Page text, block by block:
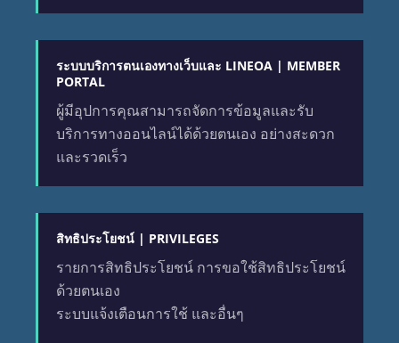
ระบบบริการตนเองทางเว็บและ LINEOA | MEMBER
PORTAL
ผู้มีอุปการคุณสามารถจัดการข้อมูลและรับ
บริการทางออนไลน์ได้ด้วยตนเอง อย่างสะดวก
และรวดเร็ว
สิทธิประโยชน์ | PRIVILEGES
รายการสิทธิประโยชน์ การขอใช้สิทธิประโยชน์
ด้วยตนเอง
ระบบแจ้งเตือนการใช้ และอื่นๆ